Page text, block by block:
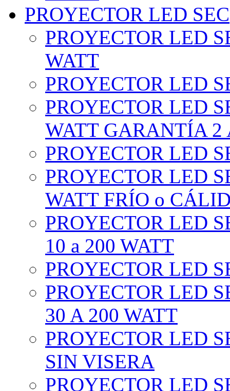
PROYECTOR LED SEC
PROYECTOR LED
WATT
PROYECTOR LED
PROYECTOR LED
WATT GARANTÍA 2
PROYECTOR LED
PROYECTOR LED
WATT FRÍO o
PROYECTOR LED
10 a 200 WATT
PROYECTOR LED
PROYECTOR LED
30 A 200 WATT
PROYECTOR LED
SIN VISERA
PROYECTOR LED